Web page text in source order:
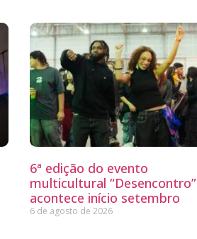
6ª edição do evento
multicultural “Desencontro”
acontece início setembro
6 de agosto de 2026